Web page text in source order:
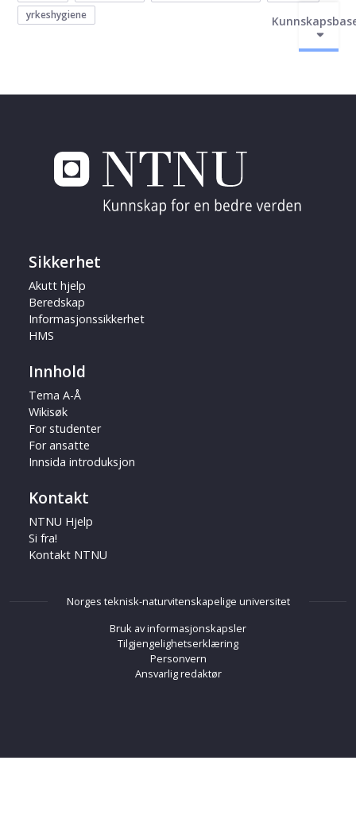
yrkeshygiene
Sikkerhet
Akutt hjelp
Beredskap
Informasjonssikkerhet
HMS
Innhold
Tema A-Å
Wikisøk
For studenter
For ansatte
Innsida introduksjon
Kontakt
NTNU Hjelp
Si fra!
Kontakt NTNU
Norges teknisk-naturvitenskapelige universitet
Bruk av informasjonskapsler
Tilgjengelighetserklæring
Personvern
Ansvarlig redaktør